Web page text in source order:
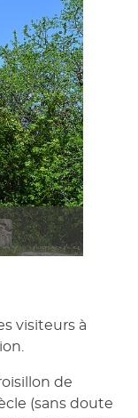
visiteurs à
de
(sans doute